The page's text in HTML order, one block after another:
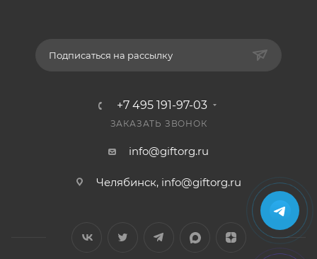
Подписаться на рассылку
+7 495 191-97-03
ЗАКАЗАТЬ ЗВОНОК
info@giftorg.ru
Челябинск, info@giftorg.ru